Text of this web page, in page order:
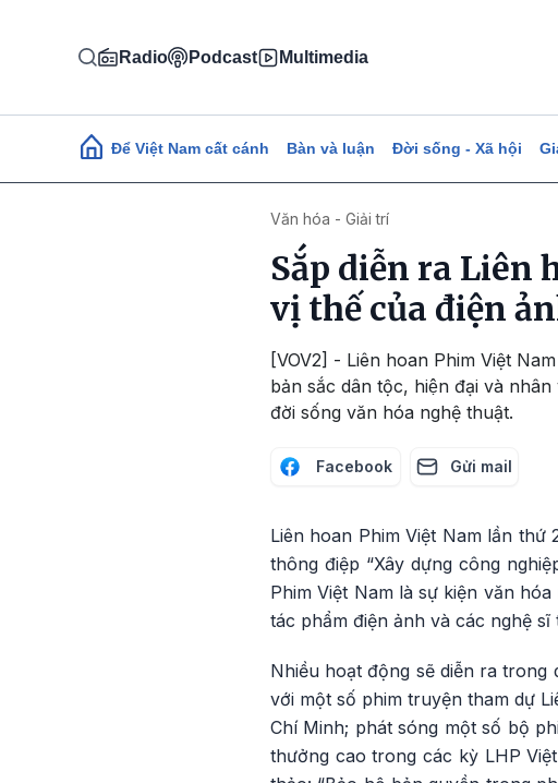
Radio Podcast Multimedia
Main navigation
Để Việt Nam cất cánh Bàn và luận Đời sống - Xã hội
Văn hóa - Giải trí
Sắp diễn ra Liên
vị thế của điện
[VOV2] - Liên hoan Phim Việt
bản sắc dân tộc, hiện đại và
đời sống văn hóa nghệ thuật.
Facebook Gửi mail
Liên hoan Phim Việt Nam lần
thông điệp “Xây dựng công
Phim Việt Nam là sự kiện văn
tác phẩm điện ảnh và các nghệ
Nhiều hoạt động sẽ diễn ra trong
với một số phim truyện tham dự
Chí Minh; phát sóng một số bộ
thưởng cao trong các kỳ LHP